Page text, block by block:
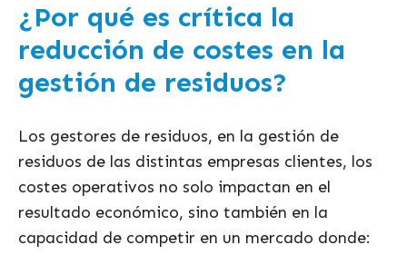
¿Por qué es crítica la
reducción de costes en la
gestión de residuos?
Los gestores de residuos, en la gestión de
residuos de las distintas empresas clientes, los
costes operativos no solo impactan en el
resultado económico, sino también en la
capacidad de competir en un mercado donde: